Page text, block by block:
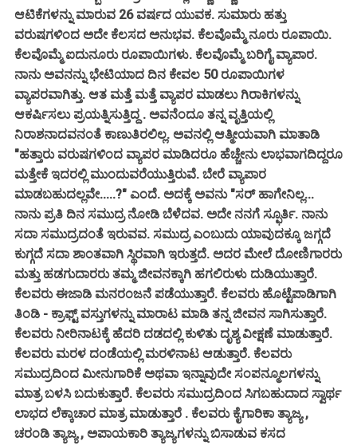
ಆಟಿಕೆಗಳನ್ನು ಮಾರುವ 26 ವರ್ಷದ ಯುವಕ. ಸುಮಾರು ಹತ್ತು
ವರುಷಗಳಿಂದ ಅದೇ ಕೆಲಸದ ಅನುಭವ. ಕೆಲವೊಮ್ಮೆ ನೂರು ರೂಪಾಯಿ.
ಕೆಲವೊಮ್ಮೆ ಐದುನೂರು ರೂಪಾಯಿಗಳು. ಕೆಲವೊಮ್ಮೆ ಬರಿಗೈ ವ್ಯಾಪಾರ.
ನಾನು ಅವನನ್ನು ಭೇಟಿಯಾದ ದಿನ ಕೇವಲ 50 ರೂಪಾಯಿಗಳ
ವ್ಯಾಪರವಾಗಿತ್ತು. ಆತ ಮತ್ತೆ ಮತ್ತೆ ವ್ಯಾಪರ ಮಾಡಲು ಗಿರಾಕಿಗಳನ್ನು
ಆಕರ್ಷಿಸಲು ಪ್ರಯತ್ನಿಸುತ್ತಿದ್ದ . ಅವನೆಂದೂ ತನ್ನ ವೃತ್ತಿಯಲ್ಲಿ
ನಿರಾಶನಾದವನಂತೆ ಕಾಣುತಿರಲಿಲ್ಲ. ಅವನಲ್ಲಿ ಆತ್ಮೀಯವಾಗಿ ಮಾತಾಡಿ
"ಹತ್ತಾರು ವರುಷಗಳಿಂದ ವ್ಯಾಪರ ಮಾಡಿದರೂ ಹೆಚ್ಚೇನು ಲಾಭವಾಗದಿದ್ದರೂ
ಮತ್ತೇಕೆ ಇದರಲ್ಲಿ ಮುಂದುವರೆಯುತ್ತಿರುವೆ. ಬೇರೆ ವ್ಯಾಪಾರ
ಮಾಡಬಹುದಲ್ಲವೇ.....?" ಎಂದೆ. ಅದಕ್ಕೆ ಅವನು "ಸರ್ ಹಾಗೇನಿಲ್ಲ...
ನಾನು ಪ್ರತಿ ದಿನ ಸಮುದ್ರ ನೋಡಿ ಬೆಳೆದವ. ಅದೇ ನನಗೆ ಸ್ಫೂರ್ತಿ. ನಾನು
ಸದಾ ಸಮುದ್ರದಂತೆ ಇರುವವ. ಸಮುದ್ರ ಎಂಬುದು ಯಾವುದಕ್ಕೂ ಜಗ್ಗದೆ
ಕುಗ್ಗದೆ ಸದಾ ಶಾಂತವಾಗಿ ಸ್ಥಿರವಾಗಿ ಇರುತ್ತದೆ. ಅದರ ಮೇಲೆ ದೋಣಿಗಾರರು
ಮತ್ತು ಹಡಗುದಾರರು ತಮ್ಮ ಜೀವನಕ್ಕಾಗಿ ಹಗಲಿರುಳು ದುಡಿಯುತ್ತಾರೆ.
ಕೆಲವರು ಈಜಾಡಿ ಮನರಂಜನೆ ಪಡೆಯುತ್ತಾರೆ. ಕೆಲವರು ಹೊಟ್ಟೆಪಾಡಿಗಾಗಿ
ತಿಂಡಿ - ಕ್ರಾಫ್ಟ್ ವಸ್ತುಗಳನ್ನು ಮಾರಾಟ ಮಾಡಿ ತನ್ನ ಜೀವನ ಸಾಗಿಸುತ್ತಾರೆ.
ಕೆಲವರು ನೀರಿನಾಟಕ್ಕೆ ಹೆದರಿ ದಡದಲ್ಲಿ ಕುಳಿತು ದೃಶ್ಯ ವೀಕ್ಷಣೆ ಮಾಡುತ್ತಾರೆ.
ಕೆಲವರು ಮರಳ ದಂಡೆಯಲ್ಲಿ ಮರಳಿನಾಟ ಆಡುತ್ತಾರೆ. ಕೆಲವರು
ಸಮುದ್ರದಿಂದ ಮೀನುಗಾರಿಕೆ ಅಥವಾ ಇನ್ನಾವುದೇ ಸಂಪನ್ಮೂಲಗಳನ್ನು
ಮಾತ್ರ ಬಳಸಿ ಬದುಕುತ್ತಾರೆ. ಕೆಲವರು ಸಮುದ್ರದಿಂದ ಸಿಗಬಹುದಾದ ಸ್ವಾರ್ಥ
ಲಾಭದ ಲೆಕ್ಕಾಚಾರ ಮಾತ್ರ ಮಾಡುತ್ತಾರೆ . ಕೆಲವರು ಕೈಗಾರಿಕಾ ತ್ಯಾಜ್ಯ ,
ಚರಂಡಿ ತ್ಯಾಜ್ಯ , ಅಪಾಯಕಾರಿ ತ್ಯಾಜ್ಯಗಳನ್ನು ಬಿಸಾಡುವ ಕಸದ